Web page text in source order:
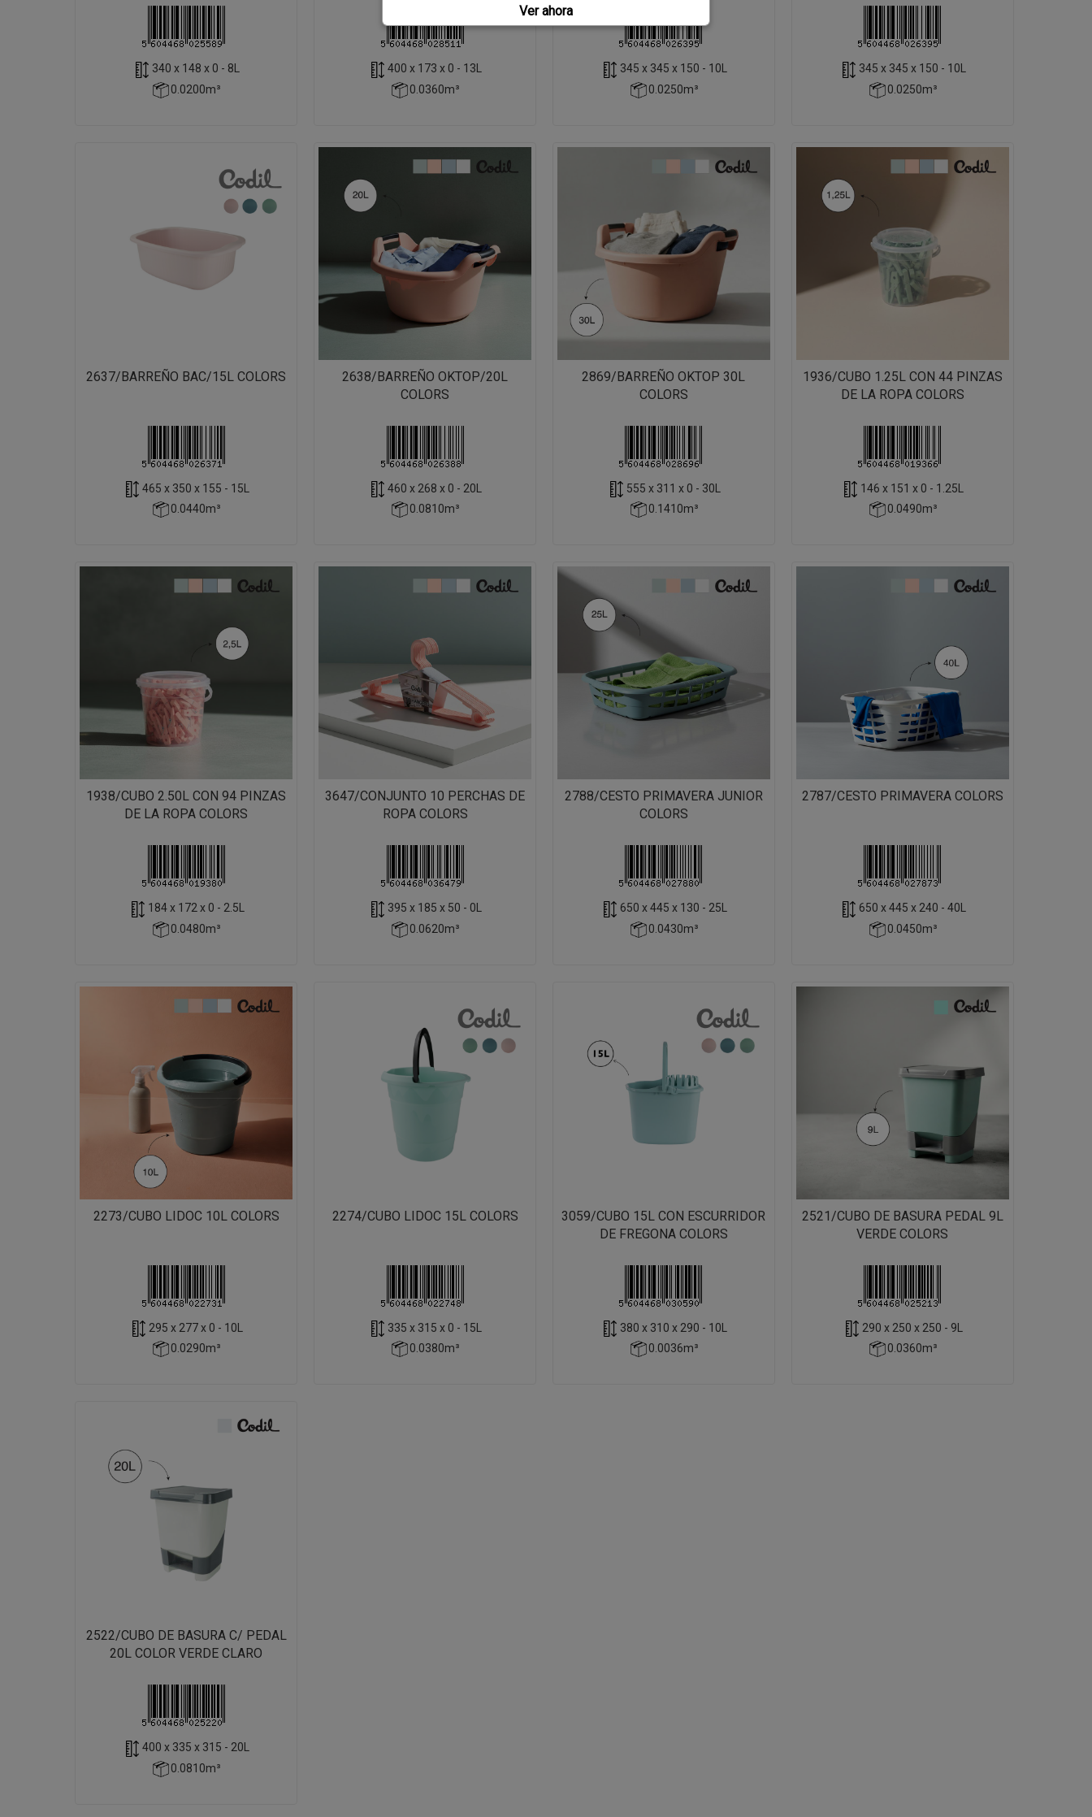
340 x 148 x 0 - 8L
0.0200m³
400 x 173 x 0 - 13L
0.0360m³
345 x 345 x 150 - 10L
0.0250m³
345 x 345 x 150 - 10L
0.0250m³
2637/BARREÑO BAC/15L COLORS
465 x 350 x 155 - 15L
0.0440m³
2638/BARREÑO OKTOP/20L
COLORS
460 x 268 x 0 - 20L
0.0810m³
2869/BARREÑO OKTOP 30L
COLORS
555 x 311 x 0 - 30L
0.1410m³
1936/CUBO 1.25L CON 44 PINZAS
DE LA ROPA COLORS
146 x 151 x 0 - 1.25L
0.0490m³
1938/CUBO 2.50L CON 94 PINZAS
DE LA ROPA COLORS
184 x 172 x 0 - 2.5L
0.0480m³
3647/CONJUNTO 10 PERCHAS DE
ROPA COLORS
395 x 185 x 50 - 0L
0.0620m³
2788/CESTO PRIMAVERA JUNIOR
COLORS
650 x 445 x 130 - 25L
0.0430m³
2787/CESTO PRIMAVERA COLORS
650 x 445 x 240 - 40L
0.0450m³
2273/CUBO LIDOC 10L COLORS
295 x 277 x 0 - 10L
0.0290m³
2274/CUBO LIDOC 15L COLORS
335 x 315 x 0 - 15L
0.0380m³
3059/CUBO 15L CON ESCURRIDOR
DE FREGONA COLORS
380 x 310 x 290 - 10L
0.0036m³
2521/CUBO DE BASURA PEDAL 9L
VERDE COLORS
290 x 250 x 250 - 9L
0.0360m³
2522/CUBO DE BASURA C/ PEDAL
20L COLOR VERDE CLARO
400 x 335 x 315 - 20L
0.0810m³
Ver ahora